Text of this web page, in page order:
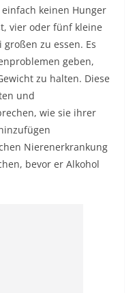
keinen Hunger
vier oder fünf kleine
zu essen. Es
geben,
zu halten. Diese
und
wie sie ihrer
Nierenerkrankung
bevor er Alkohol